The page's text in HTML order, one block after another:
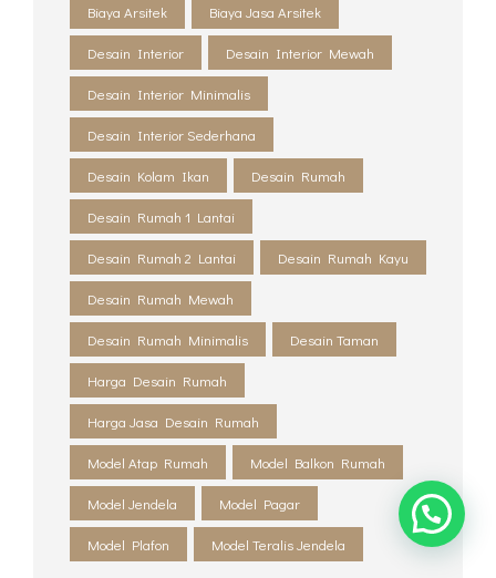
Biaya Arsitek Biaya Jasa Arsitek
Desain Interior Desain Interior Mewah
Desain Interior Minimalis
Desain Interior Sederhana
Desain Kolam Ikan Desain Rumah
Desain Rumah 1 Lantai
Desain Rumah 2 Lantai Desain Rumah Kayu
Desain Rumah Mewah
Desain Rumah Minimalis Desain Taman
Harga Desain Rumah
Harga Jasa Desain Rumah
Model Atap Rumah Model Balkon Rumah
Model Jendela Model Pagar
Model Plafon Model Teralis Jendela